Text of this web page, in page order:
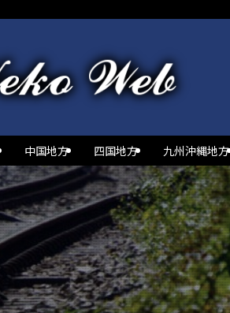
中国地方 四国地方 九州沖縄地方